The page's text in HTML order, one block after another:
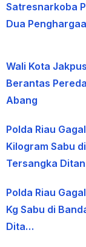
Satresnarkoba
Dua
Wali Kota
Berantas
Abang
Polda Riau
Kilogram Sabu
Tersangka
Polda Riau
Kg Sabu di
Dita…